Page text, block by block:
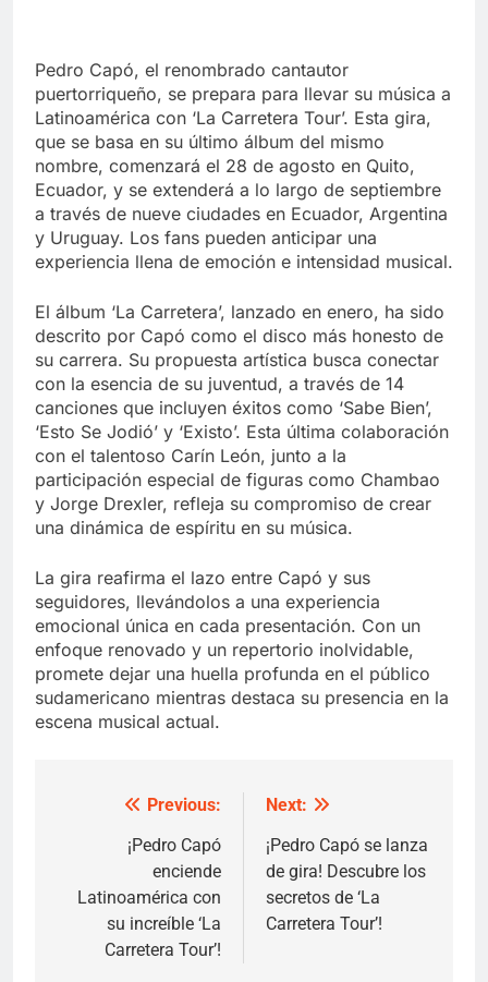
Pedro Capó, el renombrado cantautor
puertorriqueño, se prepara para llevar su música a
Latinoamérica con ‘La Carretera Tour’. Esta gira,
que se basa en su último álbum del mismo
nombre, comenzará el 28 de agosto en Quito,
Ecuador, y se extenderá a lo largo de septiembre
a través de nueve ciudades en Ecuador, Argentina
y Uruguay. Los fans pueden anticipar una
experiencia llena de emoción e intensidad musical.
El álbum ‘La Carretera’, lanzado en enero, ha sido
descrito por Capó como el disco más honesto de
su carrera. Su propuesta artística busca conectar
con la esencia de su juventud, a través de 14
canciones que incluyen éxitos como ‘Sabe Bien’,
‘Esto Se Jodió’ y ‘Existo’. Esta última colaboración
con el talentoso Carín León, junto a la
participación especial de figuras como Chambao
y Jorge Drexler, refleja su compromiso de crear
una dinámica de espíritu en su música.
La gira reafirma el lazo entre Capó y sus
seguidores, llevándolos a una experiencia
emocional única en cada presentación. Con un
enfoque renovado y un repertorio inolvidable,
promete dejar una huella profunda en el público
sudamericano mientras destaca su presencia en la
escena musical actual.
navigation
Previous:
¡Pedro Capó
enciende
Latinoamérica con
su increíble ‘La
Carretera Tour’!
Next:
¡Pedro Capó se lanza
de gira! Descubre los
secretos de ‘La
Carretera Tour’!